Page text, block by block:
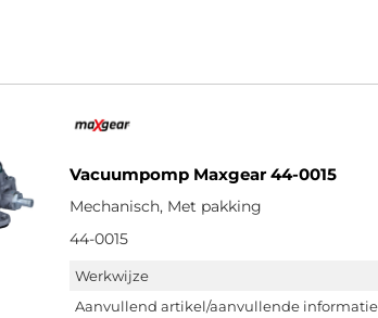
Vacuumpomp Maxgear 44-0015
Mechanisch, Met pakking
44-0015
Werkwijze
Aanvullend artikel/aanvullende informatie